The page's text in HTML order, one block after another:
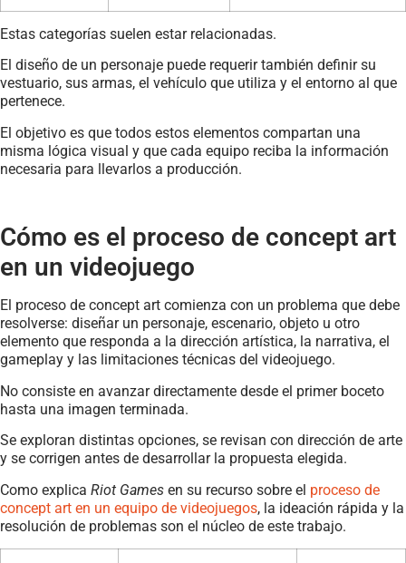
Estas categorías suelen estar relacionadas.
El diseño de un personaje puede requerir también definir su
vestuario, sus armas, el vehículo que utiliza y el entorno al que
pertenece.
El objetivo es que todos estos elementos compartan una
misma lógica visual y que cada equipo reciba la información
necesaria para llevarlos a producción.
Cómo es el proceso de concept art
en un videojuego
El proceso de concept art comienza con un problema que debe
resolverse: diseñar un personaje, escenario, objeto u otro
elemento que responda a la dirección artística, la narrativa, el
gameplay y las limitaciones técnicas del videojuego.
No consiste en avanzar directamente desde el primer boceto
hasta una imagen terminada.
Se exploran distintas opciones, se revisan con dirección de arte
y se corrigen antes de desarrollar la propuesta elegida.
Como explica Riot Games en su recurso sobre el proceso de
concept art en un equipo de videojuegos, la ideación rápida y la
resolución de problemas son el núcleo de este trabajo.